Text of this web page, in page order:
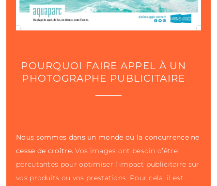
POURQUOI FAIRE APPEL À UN
PHOTOGRAPHE PUBLICITAIRE
Nous sommes dans un monde où la concurrence ne
cesse de croître.Vos images ont besoin d’être
percutantes pour optimiser l’impact publicitaire sur
vos produits ou vos prestations. Pour cela, il est